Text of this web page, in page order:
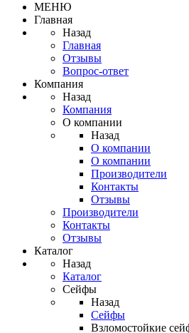
МЕНЮ
Главная
Назад
Главная
Отзывы
Вопрос-ответ
Компания
Назад
Компания
О компании
Назад
О компании
О компании
Производители
Контакты
Отзывы
Производители
Контакты
Отзывы
Каталог
Назад
Каталог
Сейфы
Назад
Сейфы
Взломостойкие